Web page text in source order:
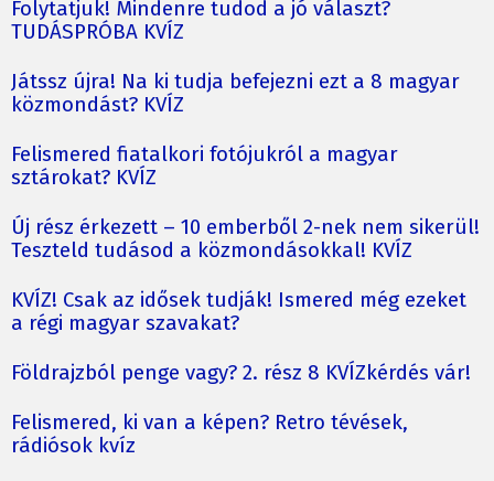
Folytatjuk! Mindenre tudod a jó választ?
TUDÁSPRÓBA KVÍZ
Játssz újra! Na ki tudja befejezni ezt a 8 magyar
közmondást? KVÍZ
Felismered fiatalkori fotójukról a magyar
sztárokat? KVÍZ
Új rész érkezett – 10 emberből 2-nek nem sikerül!
Teszteld tudásod a közmondásokkal! KVÍZ
KVÍZ! Csak az idősek tudják! Ismered még ezeket
a régi magyar szavakat?
Földrajzból penge vagy? 2. rész 8 KVÍZkérdés vár!
Felismered, ki van a képen? Retro tévések,
rádiósok kvíz